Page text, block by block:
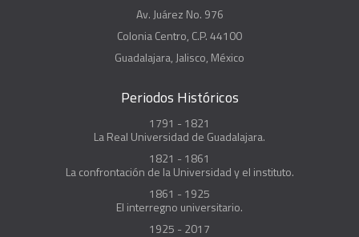
Av. Juárez No. 976
Colonia Centro, C.P. 44100
Guadalajara, Jalisco, México
Periodos Históricos
1791 - 1821
La Real Universidad de Guadalajara.
1821 - 1861
La confrontación de la Universidad y el instituto.
1861 - 1925
El interregno universitario.
1925 - 2017